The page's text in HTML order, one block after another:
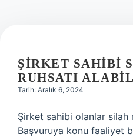
ŞIRKET SAHIBI
RUHSATI
Tarih: Aralık 6, 2024
Şirket sahibi olanlar silah
Başvuruya konu faaliyet